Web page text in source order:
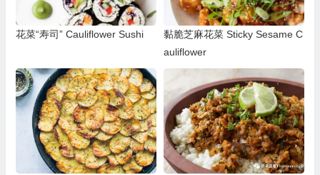
花菜“寿司” Cauliflower Sushi
黏脆芝麻花菜 Sticky Sesame C
auliflower